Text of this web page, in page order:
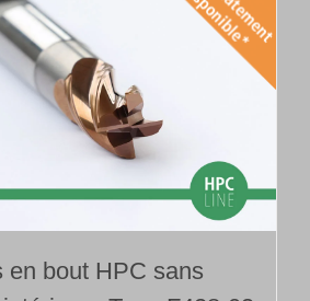
en bout HPC sans